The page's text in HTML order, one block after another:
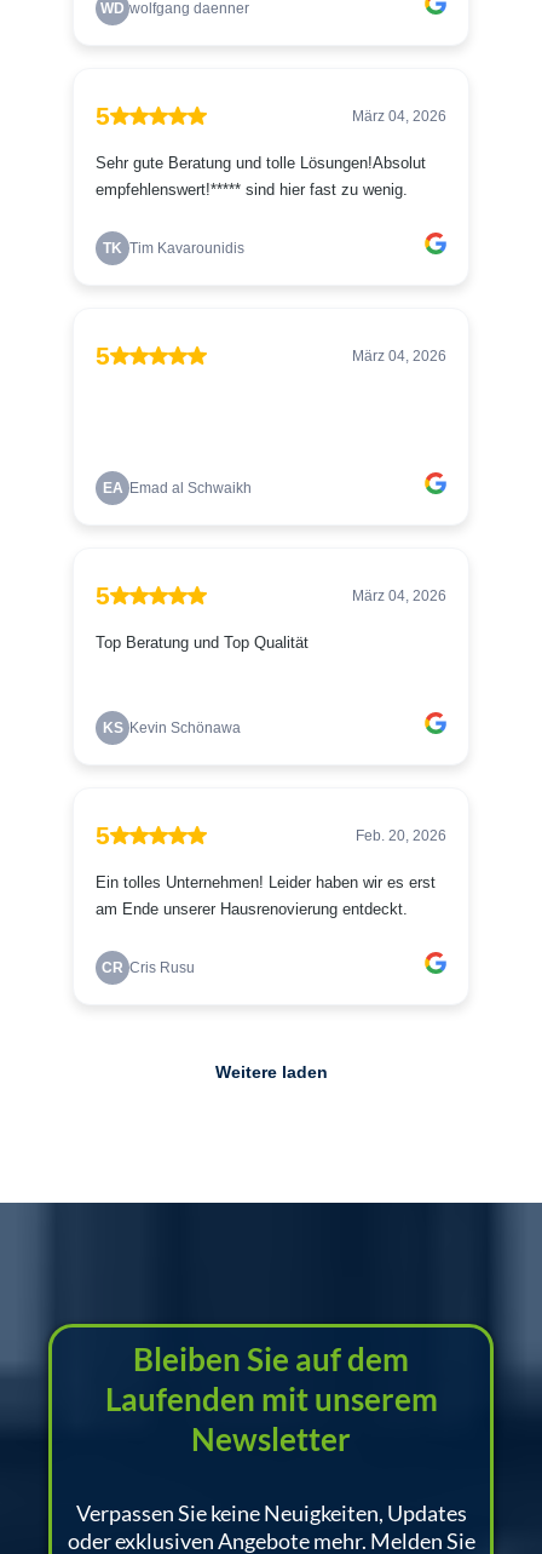
Bleiben Sie auf dem
Laufenden mit unserem
Newsletter
Verpassen Sie keine Neuigkeiten, Updates
oder exklusiven Angebote mehr. Melden Sie